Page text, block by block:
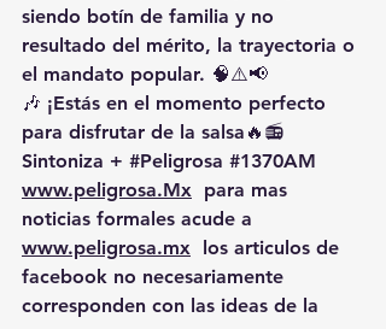
siendo botín de familia y no
resultado del mérito, la trayectoria o
el mandato popular. 🧠⚠️📢
🎶 ¡Estás en el momento perfecto
para disfrutar de la salsa🔥📻
Sintoniza + #Peligrosa #1370AM
www.peligrosa.Mx para mas
noticias formales acude a
www.peligrosa.mx los articulos de
facebook no necesariamente
corresponden con las ideas de la